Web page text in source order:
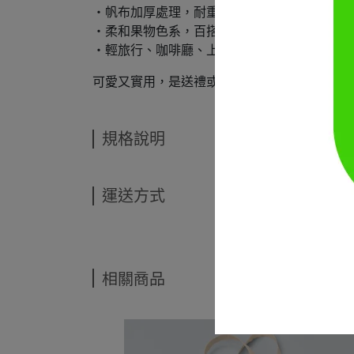
・帆布加厚處理，耐重更安心
・柔和果物色系，百搭任何穿搭
・輕旅行、咖啡廳、上課購物都適用
可愛又實用，是送禮或自用都讓人心動的選擇
規格說明
運送方式
相關商品